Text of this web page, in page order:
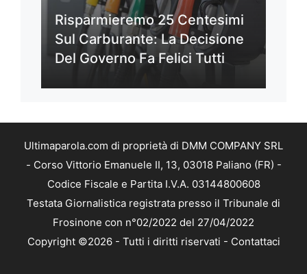
Risparmieremo 25 Centesimi
Sul Carburante: La Decisione
Del Governo Fa Felici Tutti
Ultimaparola.com di proprietà di DMM COMPANY SRL
- Corso Vittorio Emanuele II, 13, 03018 Paliano (FR) -
Codice Fiscale e Partita I.V.A. 03144800608
Testata Giornalistica registrata presso il Tribunale di
Frosinone con n°02/2022 del 27/04/2022
Copyright ©2026 - Tutti i diritti riservati - Contattaci